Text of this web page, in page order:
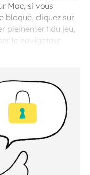
Mac, si vous
bloqué, cliquez sur
pleinement du jeu,
le navigateur